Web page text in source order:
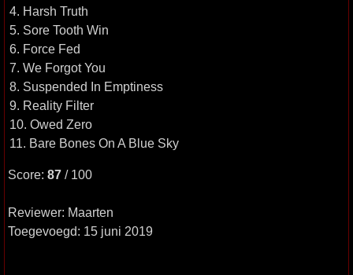
4. Harsh Truth
5. Sore Tooth Win
6. Force Fed
7. We Forgot You
8. Suspended In Emptiness
9. Reality Filter
10. Owed Zero
11. Bare Bones On A Blue Sky
Score: 87 / 100
Reviewer: Maarten
Toegevoegd: 15 juni 2019